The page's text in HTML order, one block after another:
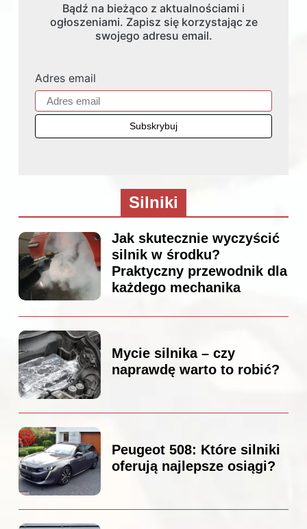
Bądź na bieżąco z aktualnościami i
ogłoszeniami. Zapisz się korzystając ze
swojego adresu email.
Adres email
Silniki
Jak skutecznie wyczyścić
silnik w środku?
Praktyczny przewodnik dla
każdego mechanika
Mycie silnika – czy
naprawdę warto to robić?
Peugeot 508: Które silniki
oferują najlepsze osiągi?